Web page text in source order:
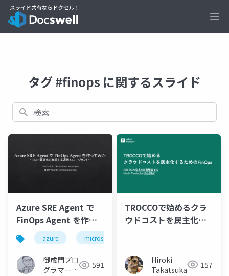
タグ #finops に関するスライド
検索
Azure SRE Agent で
FinOps Agent を作っ
てみた～コスト最適化
を実現する運用AIエー
ジェント～
azure microsoftazure
御成門プロ
グラマー
591
TROCCOで始めるクラ
ウドコストを民主化す
Hiroki
Takatsuka
157